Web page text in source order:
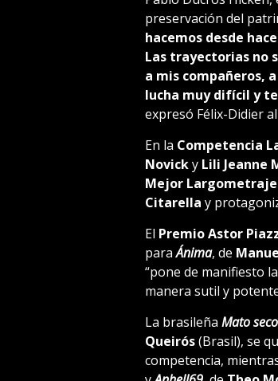
preservación del
hacemos desde
Las trayectorias no
a mis compañeros,
lucha muy difícil y
expresó Félix-Didier
En la Competencia
Novicky Lili Jeanne
Mejor Largometraje
Citarella y
El Premio Astor
paraÁnima, de
“pone de manifiesto
manera sutil y
La brasileña Mato
Queirós(Brasil), se
competencia,